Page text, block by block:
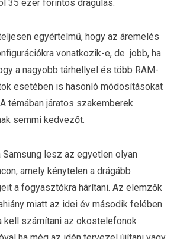
35 ezer forintos drágulás.
egyértelmű, hogy az áremelés
vonatkozik-e, de jobb, ha
a nagyobb tárhellyel és több RAM-
esetében is hasonló módosításokat
témában járatos szakemberek
semmi kedvezőt.
lesz az egyetlen olyan
amely kénytelen a drágább
a fogyasztókra hárítani. Az elemzők
miatt az idei év második felében
kell számítani az okostelefonok